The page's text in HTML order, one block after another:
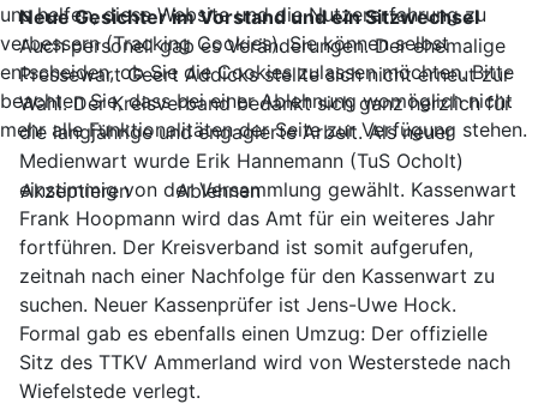
Neue Gesichter im Vorstand und ein Sitzwechsel
Auch personell gab es Veränderungen. Der ehemalige
Pressewart Geert Addicks stellte sich nicht erneut zur
Wahl. Der Kreisverband bedankt sich ganz herzlich für
die langjährige und engagierte Arbeit. Als neuer
Medienwart wurde Erik Hannemann (TuS Ocholt)
einstimmig von der Versammlung gewählt. Kassenwart
Frank Hoopmann wird das Amt für ein weiteres Jahr
fortführen. Der Kreisverband ist somit aufgerufen,
zeitnah nach einer Nachfolge für den Kassenwart zu
suchen. Neuer Kassenprüfer ist Jens-Uwe Hock.
Formal gab es ebenfalls einen Umzug: Der offizielle
Sitz des TTKV Ammerland wird von Westerstede nach
Wiefelstede verlegt.
uns helfen, diese Website und die Nutzererfahrung zu
verbessern (Tracking Cookies). Sie können selbst
entscheiden, ob Sie die Cookies zulassen möchten. Bitte
beachten Sie, dass bei einer Ablehnung womöglich nicht
mehr alle Funktionalitäten der Seite zur Verfügung stehen.
Akzeptieren Ablehnen